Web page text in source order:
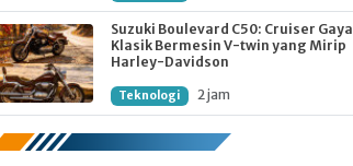
Suzuki Boulevard C50: Cruiser Gaya
Klasik Bermesin V-twin yang Mirip
Harley-Davidson
Teknologi 2 jam